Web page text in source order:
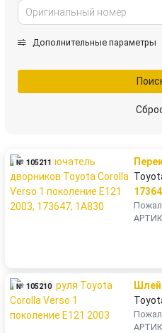
Дополнительные параметры
№ 105211
№ 105210